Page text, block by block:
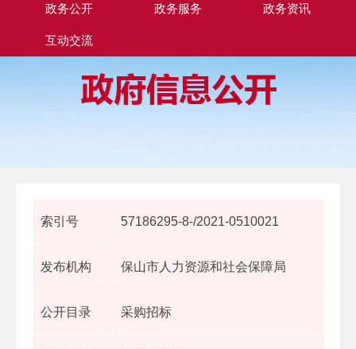
政务公开 政务服务 政务资讯
互动交流
索引号 57186295-8-/2021-0510021
发布机构 保山市人力资源和社会保障局
公开目录 采购招标